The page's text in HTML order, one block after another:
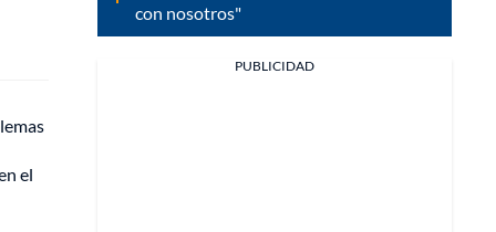
el
con nosotros"
PUBLICIDAD